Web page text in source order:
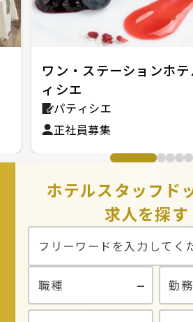
ワン・ステーションホ
ィシエ
パティシエ
正社員募集
ホテルスタッフド
求人を探す